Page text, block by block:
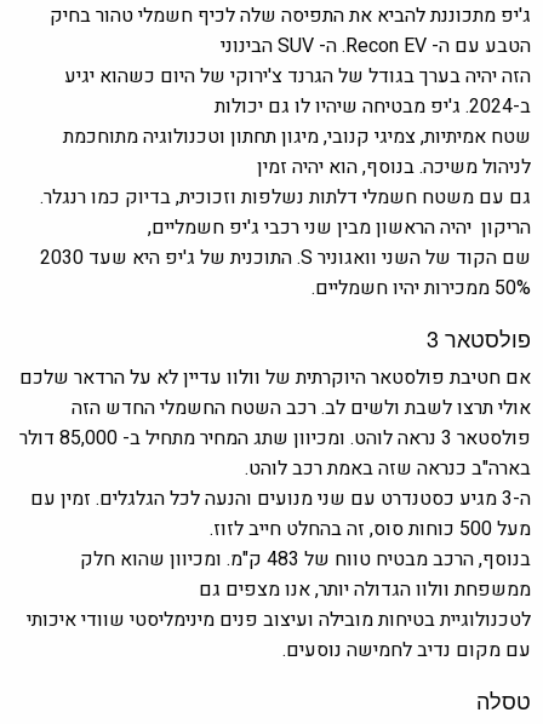
ג'יפ מתכוננת להביא את התפיסה שלה לכיף חשמלי טהור בחיק
הטבע עם ה- Recon EV. ה- SUV הבינוני
הזה יהיה בערך בגודל של הגרנד צ'ירוקי של היום כשהוא יגיע
ב-2024. ג'יפ מבטיחה שיהיו לו גם יכולות
שטח אמיתיות, צמיגי קנובי, מיגון תחתון וטכנולוגיה מתוחכמת
לניהול משיכה. בנוסף, הוא יהיה זמין
גם עם משטח חשמלי דלתות נשלפות וזכוכית, בדיוק כמו רנגלר.
הריקון יהיה הראשון מבין שני רכבי ג'יפ חשמליים,
שם הקוד של השני וואגוניר S. התוכנית של ג'יפ היא שעד 2030
50% ממכירות יהיו חשמליים.
פולסטאר 3
אם חטיבת פולסטאר היוקרתית של וולוו עדיין לא על הרדאר שלכם
אולי תרצו לשבת ולשים לב. רכב השטח החשמלי החדש הזה
פולסטאר 3 נראה לוהט. ומכיוון שתג המחיר מתחיל ב- 85,000 דולר
בארה"ב כנראה שזה באמת רכב לוהט.
ה-3 מגיע כסטנדרט עם שני מנועים והנעה לכל הגלגלים. זמין עם
מעל 500 כוחות סוס, זה בהחלט חייב לזוז.
בנוסף, הרכב מבטיח טווח של 483 ק"מ. ומכיוון שהוא חלק
ממשפחת וולוו הגדולה יותר, אנו מצפים גם
לטכנולוגיית בטיחות מובילה ועיצוב פנים מינימליסטי שוודי איכותי
עם מקום נדיב לחמישה נוסעים.
טסלה